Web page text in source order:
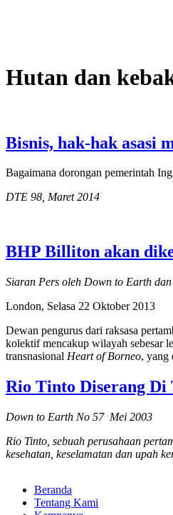
Hutan dan
Bisnis, hak-hak asasi
Bagaimana dorongan pemerintah
DTE 98, Maret 2014
BHP Billiton akan
Siaran Pers oleh Down to Earth
London, Selasa 22 Oktober 2013
Dewan pengurus dari raksasa
kolektif mencakup wilayah sebesar
transnasional Heart of Borneo, yang
Rio Tinto Diserang Di
Down to Earth No 57 Mei 2003
Rio Tinto, sebuah perusahaan
kesehatan, keselamatan dan upah
Beranda
Tentang Kami